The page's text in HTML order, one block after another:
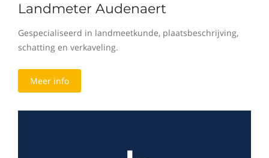
Landmeter Audenaert
Gespecialiseerd in landmeetkunde, plaatsbeschrijving,
schatting en verkaveling.
Meer info